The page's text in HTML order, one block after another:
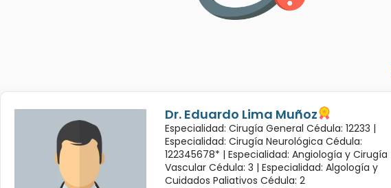
Dr. Eduardo Lima Muñoz
Especialidad: Cirugía General Cédula: 12233 |
Especialidad: Cirugía Neurológica Cédula:
122345678* | Especialidad: Angiología y Cirugía
Vascular Cédula: 3 | Especialidad: Algología y
Cuidados Paliativos Cédula: 2